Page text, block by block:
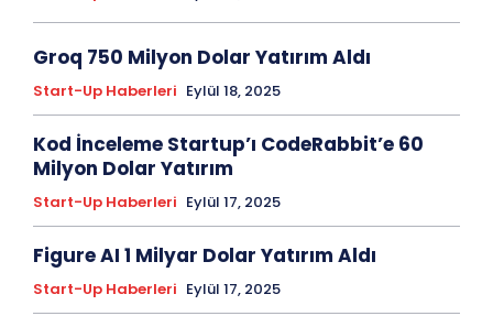
Groq 750 Milyon Dolar Yatırım Aldı
Start-Up Haberleri Eylül 18, 2025
Kod İnceleme Startup’ı CodeRabbit’e 60
Milyon Dolar Yatırım
Start-Up Haberleri Eylül 17, 2025
Figure AI 1 Milyar Dolar Yatırım Aldı
Start-Up Haberleri Eylül 17, 2025